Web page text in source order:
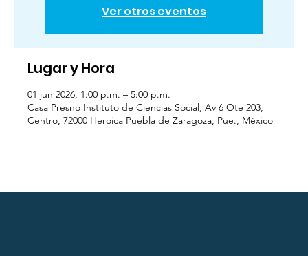
Ver otros eventos
Lugar y Hora
01 jun 2026, 1:00 p.m. – 5:00 p.m.
Casa Presno Instituto de Ciencias Social, Av 6 Ote 203,
Centro, 72000 Heroica Puebla de Zaragoza, Pue., México